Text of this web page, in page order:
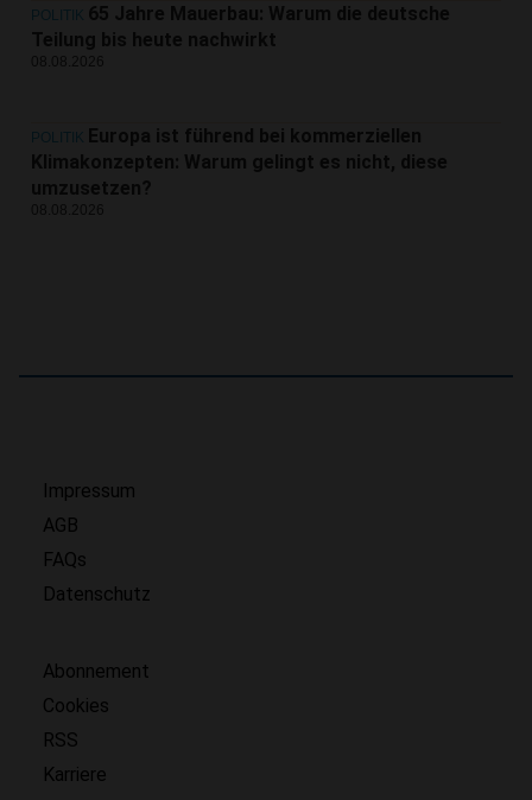
POLITIK 65 Jahre Mauerbau: Warum die deutsche
Teilung bis heute nachwirkt
08.08.2026
POLITIK Europa ist führend bei kommerziellen
Klimakonzepten: Warum gelingt es nicht, diese
umzusetzen?
08.08.2026
Impressum
AGB
FAQs
Datenschutz
Abonnement
Cookies
RSS
Karriere